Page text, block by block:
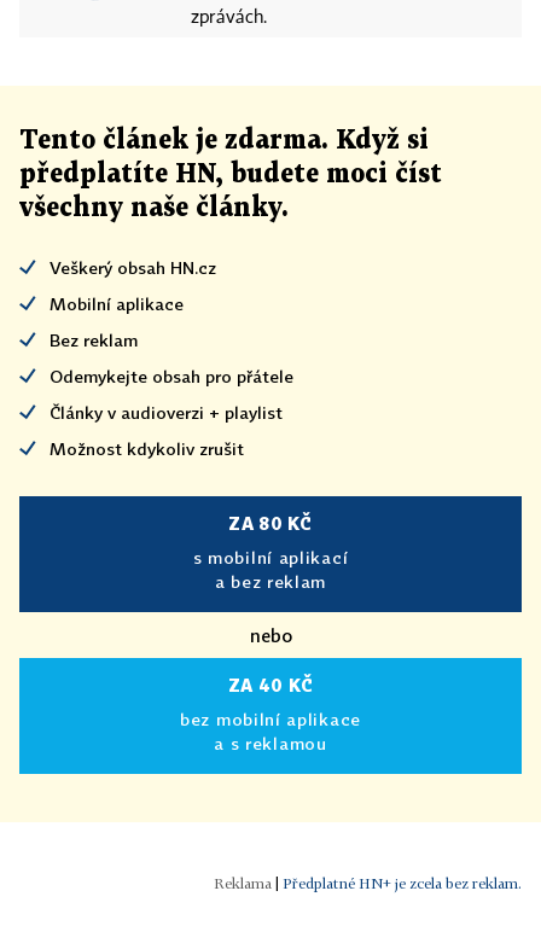
zprávách.
Tento článek je zdarma. Když si
předplatíte HN, budete moci číst
všechny naše články.
Veškerý obsah HN.cz
Mobilní aplikace
Bez reklam
Odemykejte obsah pro přátele
Články v audioverzi + playlist
Možnost kdykoliv zrušit
ZA 80 KČ
s mobilní aplikací
a bez reklam
nebo
ZA 40 KČ
bez mobilní aplikace
a s reklamou
Předplatné HN+ je zcela bez reklam.